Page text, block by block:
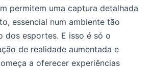
permitem uma captura detalhada
essencial num ambiente tão
dos esportes. E isso é só o
de realidade aumentada e
a oferecer experiências